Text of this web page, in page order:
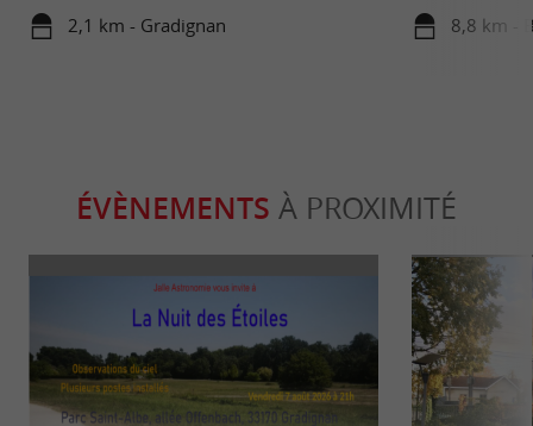
...
2,1 km - Gradignan 8,8 km -
ÉVÈNEMENTS À PROXIMITÉ